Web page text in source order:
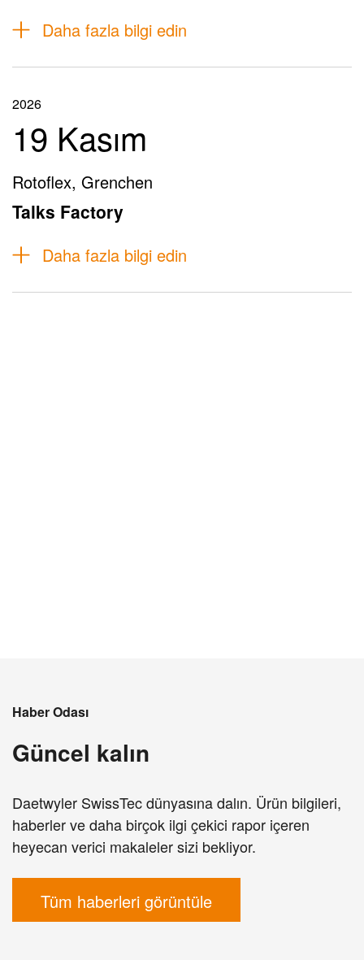
Daha fazla bilgi edin
2026
19 Kasım
Rotoflex, Grenchen
Talks Factory
Daha fazla bilgi edin
Haber Odası
Güncel kalın
Daetwyler SwissTec dünyasına dalın. Ürün bilgileri,
haberler ve daha birçok ilgi çekici rapor içeren
heyecan verici makaleler sizi bekliyor.
Tüm haberleri görüntüle